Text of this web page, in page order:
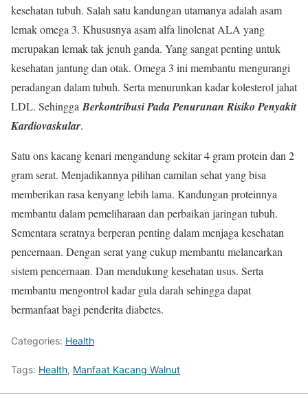
kesehatan tubuh. Salah satu kandungan utamanya adalah asam
lemak omega 3. Khususnya asam alfa linolenat ALA yang
merupakan lemak tak jenuh ganda. Yang sangat penting untuk
kesehatan jantung dan otak. Omega 3 ini membantu mengurangi
peradangan dalam tubuh. Serta menurunkan kadar kolesterol jahat
LDL. SehinggaBerkontribusi Pada Penurunan Risiko Penyakit
Kardiovaskular.
Satu ons kacang kenari mengandung sekitar 4 gram protein dan 2
gram serat. Menjadikannya pilihan camilan sehat yang bisa
memberikan rasa kenyang lebih lama. Kandungan proteinnya
membantu dalam pemeliharaan dan perbaikan jaringan tubuh.
Sementara seratnya berperan penting dalam menjaga kesehatan
pencernaan. Dengan serat yang cukup membantu melancarkan
sistem pencernaan. Dan mendukung kesehatan usus. Serta
membantu mengontrol kadar gula darah sehingga dapat
bermanfaat bagi penderita diabetes.
Categories: Health
Tags: Health, Manfaat Kacang Walnut